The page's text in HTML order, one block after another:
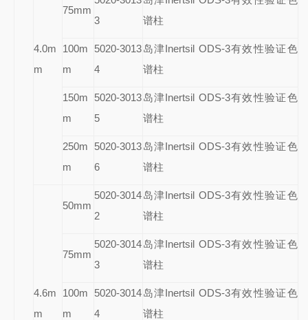
4.0m
m
75mm
3
谱柱
100m
m
5020-3013
4
岛津Inertsil ODS-3有效性验证色
谱柱
150m
m
5020-3013
5
岛津Inertsil ODS-3有效性验证色
谱柱
250m
m
5020-3013
6
岛津Inertsil ODS-3有效性验证色
谱柱
4.6m
m
50mm
5020-3014
2
岛津Inertsil ODS-3有效性验证色
谱柱
75mm
5020-3014
3
岛津Inertsil ODS-3有效性验证色
谱柱
100m
m
5020-3014
4
岛津Inertsil ODS-3有效性验证色
谱柱